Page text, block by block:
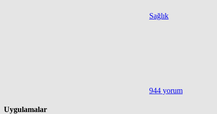
Sağlık
944 yorum
Uygulamalar